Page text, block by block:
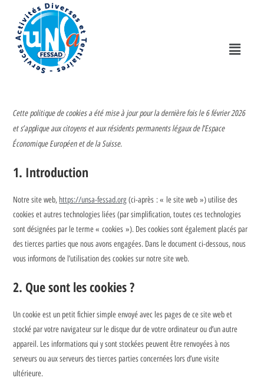
Cette politique de cookies a été mise à jour pour la dernière fois le 6 février 2026
et s’applique aux citoyens et aux résidents permanents légaux de l’Espace
Économique Européen et de la Suisse.
1. Introduction
Notre site web, https://unsa-fessad.org(ci-après : « le site web ») utilise des
cookies et autres technologies liées (par simplification, toutes ces technologies
sont désignées par le terme « cookies »). Des cookies sont également placés par
des tierces parties que nous avons engagées. Dans le document ci-dessous, nous
vous informons de l’utilisation des cookies sur notre site web.
2. Que sont les cookies ?
Un cookie est un petit fichier simple envoyé avec les pages de ce site web et
stocké par votre navigateur sur le disque dur de votre ordinateur ou d’un autre
appareil. Les informations qui y sont stockées peuvent être renvoyées à nos
serveurs ou aux serveurs des tierces parties concernées lors d’une visite
ultérieure.